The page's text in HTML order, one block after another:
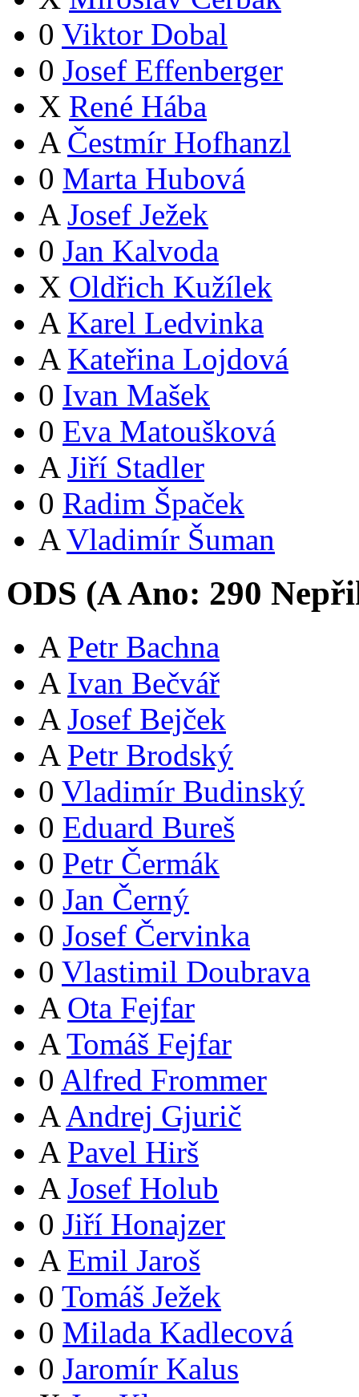
0 Viktor Dobal
0 Josef Effenberger
X René Hába
A Čestmír Hofhanzl
0 Marta Hubová
A Josef Ježek
0 Jan Kalvoda
X Oldřich Kužílek
A Karel Ledvinka
A Kateřina Lojdová
0 Ivan Mašek
0 Eva Matoušková
A Jiří Stadler
0 Radim Špaček
A Vladimír Šuman
ODS (AAno: 290
A Petr Bachna
A Ivan Bečvář
A Josef Bejček
A Petr Brodský
0 Vladimír Budinský
0 Eduard Bureš
0 Petr Čermák
0 Jan Černý
0 Josef Červinka
0 Vlastimil Doubrava
A Ota Fejfar
A Tomáš Fejfar
0 Alfred Frommer
A Andrej Gjurič
A Pavel Hirš
A Josef Holub
0 Jiří Honajzer
A Emil Jaroš
0 Tomáš Ježek
0 Milada Kadlecová
0 Jaromír Kalus